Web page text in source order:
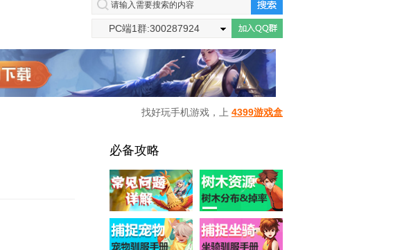
PC端1群:300287924
找好玩手机游戏，上 4399游戏盒
必备攻略